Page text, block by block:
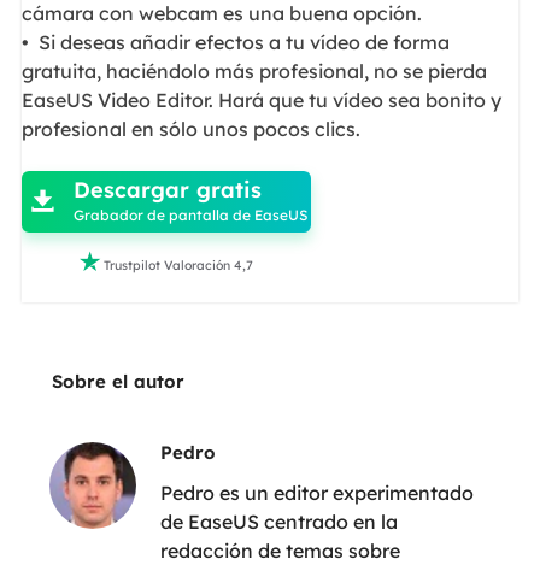
cámara con webcam es una buena opción.
• Si deseas añadir efectos a tu vídeo de forma
gratuita, haciéndolo más profesional, no se pierda
EaseUS Video Editor. Hará que tu vídeo sea bonito y
profesional en sólo unos pocos clics.

 Descargar gratis
Grabador de pantalla de EaseUS
 Trustpilot Valoración 4,7
Sobre el autor
Pedro
Pedro es un editor experimentado
de EaseUS centrado en la
redacción de temas sobre